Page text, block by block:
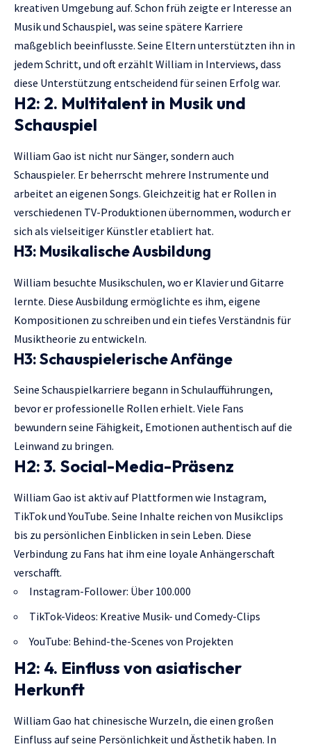
kreativen Umgebung auf. Schon früh zeigte er Interesse an
Musik und Schauspiel, was seine spätere Karriere
maßgeblich beeinflusste. Seine Eltern unterstützten ihn in
jedem Schritt, und oft erzählt William in Interviews, dass
diese Unterstützung entscheidend für seinen Erfolg war.
H2: 2. Multitalent in Musik und
Schauspiel
William Gao ist nicht nur Sänger, sondern auch
Schauspieler. Er beherrscht mehrere Instrumente und
arbeitet an eigenen Songs. Gleichzeitig hat er Rollen in
verschiedenen TV-Produktionen übernommen, wodurch er
sich als vielseitiger Künstler etabliert hat.
H3: Musikalische Ausbildung
William besuchte Musikschulen, wo er Klavier und Gitarre
lernte. Diese Ausbildung ermöglichte es ihm, eigene
Kompositionen zu schreiben und ein tiefes Verständnis für
Musiktheorie zu entwickeln.
H3: Schauspielerische Anfänge
Seine Schauspielkarriere begann in Schulaufführungen,
bevor er professionelle Rollen erhielt. Viele Fans
bewundern seine Fähigkeit, Emotionen authentisch auf die
Leinwand zu bringen.
H2: 3. Social-Media-Präsenz
William Gao ist aktiv auf Plattformen wie Instagram,
TikTok und YouTube. Seine Inhalte reichen von Musikclips
bis zu persönlichen Einblicken in sein Leben. Diese
Verbindung zu Fans hat ihm eine loyale Anhängerschaft
verschafft.
Instagram-Follower: Über 100.000
TikTok-Videos: Kreative Musik- und Comedy-Clips
YouTube: Behind-the-Scenes von Projekten
H2: 4. Einfluss von asiatischer
Herkunft
William Gao hat chinesische Wurzeln, die einen großen
Einfluss auf seine Persönlichkeit und Ästhetik haben. In